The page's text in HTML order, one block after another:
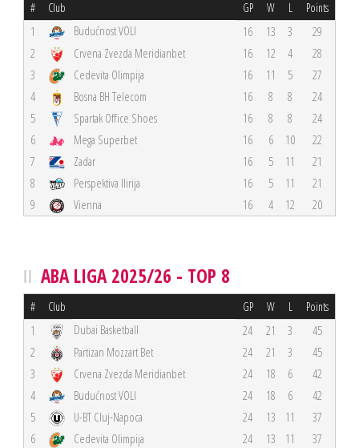
# Club GP W L Points
1 Budućnost VOLI 16 13 3
29
2
Crvena Zvezda Meridianbet 16 12 4
28
3
Cedevita Olimpija 16 11 5
27
4
Bosna BH Telecom 16 8 8
24
5
Spartak Office Shoes 16 8 8
24
6
Mega Superbet 16 6 10
22
7
Zadar 16 5 11
21
8
Perspektiva Ilirija 16 5 11
21
9
Vienna 16 4 12 20
ABA LIGA 2025/26 - TOP 8
# Club GP W L Points
1 Dubai Basketball 24 21 3
45
2
Partizan Mozzart Bet 24 21 3
45
3
Crvena Zvezda Meridianbet 24 18 6
42
4
Budućnost VOLI 24 18 6
42
5
U-BT Cluj-Napoca 24 13 11
37
6
Cedevita Olimpija 24 13 11
37